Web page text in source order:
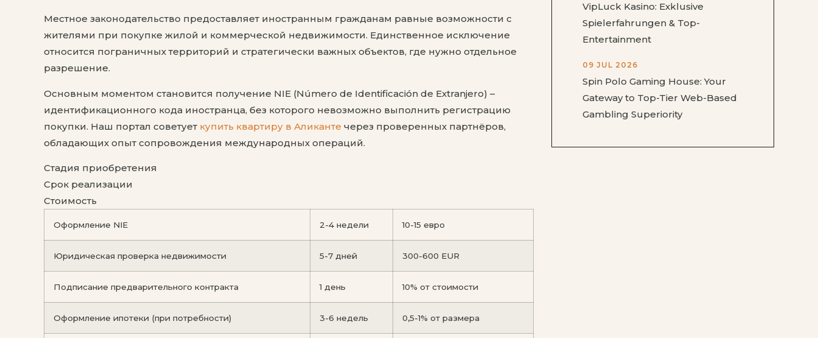
Местное законодательство предоставляет иностранным гражданам равные возможности с
жителями при покупке жилой и коммерческой недвижимости. Единственное исключение
относится пограничных территорий и стратегически важных объектов, где нужно отдельное
разрешение.
Основным моментом становится получение NIE (Número de Identificación de Extranjero) –
идентификационного кода иностранца, без которого невозможно выполнить регистрацию
покупки. Наш портал советует купить квартиру в Аликанте через проверенных партнёров,
обладающих опыт сопровождения международных операций.
Стадия приобретения
Срок реализации
Стоимость
Оформление NIE 2-4 недели 10-15 евро
Юридическая проверка недвижимости 5-7 дней 300-600 EUR
Подписание предварительного контракта 1 день 10% от стоимости
Оформление ипотеки (при потребности) 3-6 недель 0,5-1% от размера
VipLuck Kasino: Exklusive
Spielerfahrungen & Top-
Entertainment
09 JUL 2026
Spin Polo Gaming House: Your
Gateway to Top-Tier Web-Based
Gambling Superiority